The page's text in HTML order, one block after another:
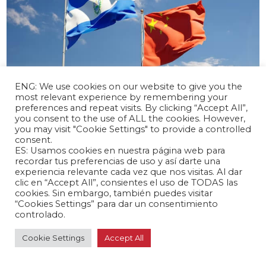
abril 17, 2024 /
El Salvador y China inician negociaciones
para un TLC
Latinoamérica 🌎
ENG: We use cookies on our website to give you the
most relevant experience by remembering your
preferences and repeat visits. By clicking “Accept All”,
you consent to the use of ALL the cookies. However,
you may visit "Cookie Settings" to provide a controlled
consent.
ES: Usamos cookies en nuestra página web para
recordar tus preferencias de uso y así darte una
experiencia relevante cada vez que nos visitas. Al dar
clic en “Accept All”, consientes el uso de TODAS las
cookies. Sin embargo, también puedes visitar
“Cookies Settings” para dar un consentimiento
controlado.
Cookie Settings Accept All